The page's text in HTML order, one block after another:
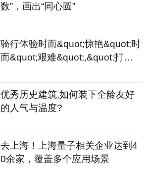
数”，画出“同心圆”
骑行体验时而&quot;惊艳&quot;时
而&quot;艰难&quot;,&quot;打造
优秀历史建筑,如何装下全龄友好
的人气与温度?
去上海！上海量子相关企业达到4
0余家，覆盖多个应用场景